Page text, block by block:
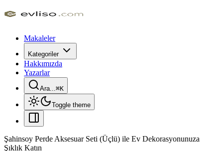
Makaleler
Kategoriler
Hakkımızda
Yazarlar
Ara...⌘K
Toggle theme
Şahinsoy Perde Aksesuar Seti (Üçlü) ile Ev Dekorasyonunuza
Şıklık Katın